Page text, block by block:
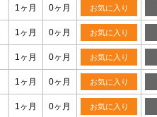
1ヶ月 0ヶ月 お気に入り
1ヶ月 0ヶ月 お気に入り
1ヶ月 0ヶ月 お気に入り
1ヶ月 0ヶ月 お気に入り
1ヶ月 0ヶ月 お気に入り